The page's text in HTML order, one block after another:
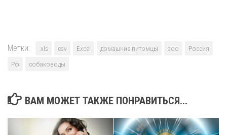
Метки: .xls csv Excel домашние питомцы зоо
Россия
Рф
собаководы
ВАМ МОЖЕТ ТАКЖЕ ПОНРАВИТЬСЯ...